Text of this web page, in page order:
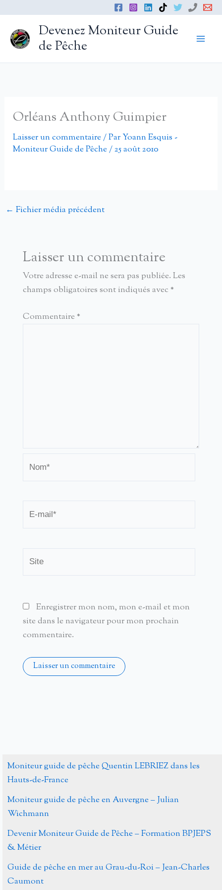
contenu
Devenez Moniteur Guide
de Pêche
Orléans Anthony Guimpier
Laisser un commentaire/ ParYoann Esquis -
Moniteur Guide de Pêche/25 août 2010
← Fichier média précédent
Laisser un commentaire
Votre adresse e-mail ne sera pas publiée. Les
champs obligatoires sont indiqués avec *
Commentaire *
mail*
Enregistrer mon nom, mon e-mail et mon
site dans le navigateur pour mon prochain
commentaire.
Moniteur guide de pêche Quentin LEBRIEZ dans les
Hauts-de-France
Moniteur guide de pêche en Auvergne – Julian
Wichmann
Devenir Moniteur Guide de Pêche – Formation BPJEPS
& Métier
Guide de pêche en mer au Grau-du-Roi – Jean-Charles
Caumont